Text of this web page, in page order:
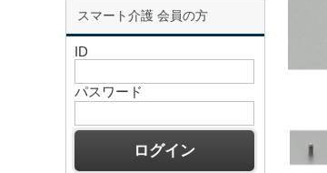
スマート介護 会員の方
ID
パスワード